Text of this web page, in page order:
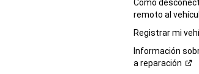
Cómo
remoto al
Registrar mi
Información
areparación